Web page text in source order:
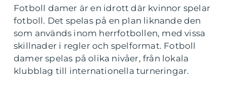
Fotboll damer är en idrott där kvinnor spelar
fotboll. Det spelas på en plan liknande den
som används inom herrfotbollen, med vissa
skillnader i regler och spelformat. Fotboll
damer spelas på olika nivåer, från lokala
klubblag till internationella turneringar.